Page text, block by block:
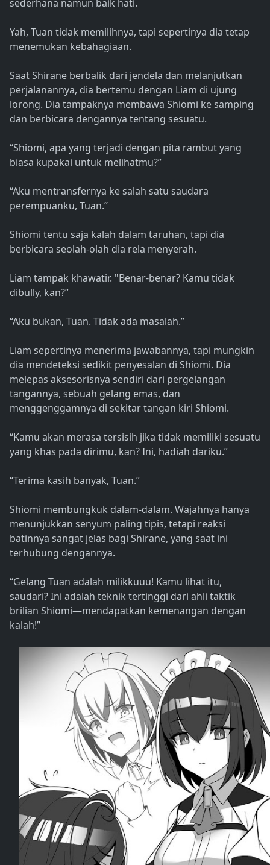
sederhana namun baik hati.
Yah, Tuan tidak memilihnya, tapi sepertinya dia tetap
menemukan kebahagiaan.
Saat Shirane berbalik dari jendela dan melanjutkan
perjalanannya, dia bertemu dengan Liam di ujung
lorong. Dia tampaknya membawa Shiomi ke samping
dan berbicara dengannya tentang sesuatu.
“Shiomi, apa yang terjadi dengan pita rambut yang
biasa kupakai untuk melihatmu?”
“Aku mentransfernya ke salah satu saudara
perempuanku, Tuan.”
Shiomi tentu saja kalah dalam taruhan, tapi dia
berbicara seolah-olah dia rela menyerah.
Liam tampak khawatir. "Benar-benar? Kamu tidak
dibully, kan?”
“Aku bukan, Tuan. Tidak ada masalah.”
Liam sepertinya menerima jawabannya, tapi mungkin
dia mendeteksi sedikit penyesalan di Shiomi. Dia
melepas aksesorisnya sendiri dari pergelangan
tangannya, sebuah gelang emas, dan
menggenggamnya di sekitar tangan kiri Shiomi.
“Kamu akan merasa tersisih jika tidak memiliki sesuatu
yang khas pada dirimu, kan? Ini, hadiah dariku.”
“Terima kasih banyak, Tuan.”
Shiomi membungkuk dalam-dalam. Wajahnya hanya
menunjukkan senyum paling tipis, tetapi reaksi
batinnya sangat jelas bagi Shirane, yang saat ini
terhubung dengannya.
“Gelang Tuan adalah milikkuuu! Kamu lihat itu,
saudari? Ini adalah teknik tertinggi dari ahli taktik
brilian Shiomi—mendapatkan kemenangan dengan
kalah!”